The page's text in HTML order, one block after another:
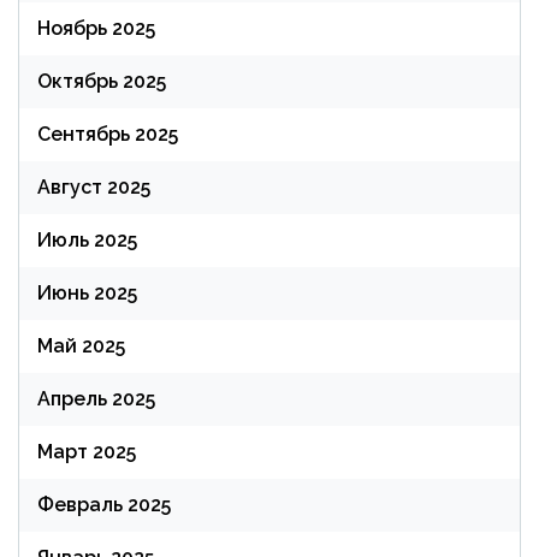
Ноябрь 2025
Октябрь 2025
Сентябрь 2025
Август 2025
Июль 2025
Июнь 2025
Май 2025
Апрель 2025
Март 2025
Февраль 2025